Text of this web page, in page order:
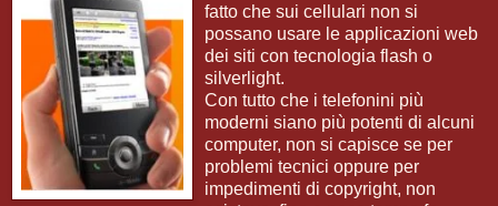
fatto che sui cellulari non si
possano usare le applicazioni web
dei siti con tecnologia flash o
silverlight.
Con tutto che i telefonini più
moderni siano più potenti di alcuni
computer, non si capisce se per
problemi tecnici oppure per
impedimenti di copyright, non